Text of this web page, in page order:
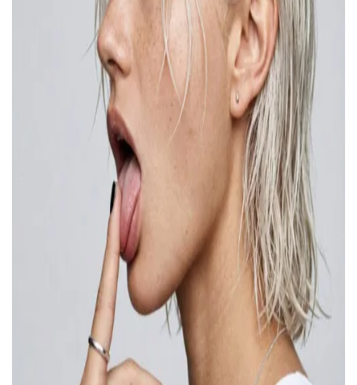
ПОВЕРНУТИСЯ ДО БЛОГУ
УВІЙТИ ЗА ДОПОМОГОЮ
ДЗВІНКА
ПОВЕРНУТИСЯ ПЕРЕРАХУВАТИ
ПОВЕРНУТИСЯ